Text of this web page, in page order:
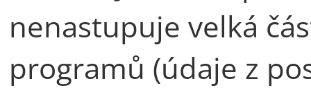
nenastupuje velká
programů (údaje z